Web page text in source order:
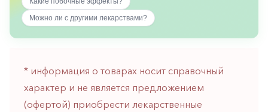
Пульмонология
Тромбозы
Урология
Можно ли с другими лекарствами?
* информация о товарах носит справочный
характер и не является предложением
(офертой) приобрести лекарственные